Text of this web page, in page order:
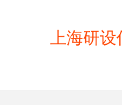
上海研